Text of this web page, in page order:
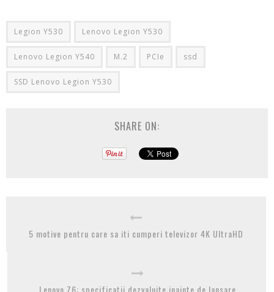
Legion Y530 Lenovo Legion Y530
Lenovo Legion Y540 M.2 PCIe ssd
SSD Lenovo Legion Y530
SHARE ON:
5 motive pentru care sa iti cumperi televizor 4K UltraHD
Lenovo Z6: specificatii dezvaluite inainte de lansare